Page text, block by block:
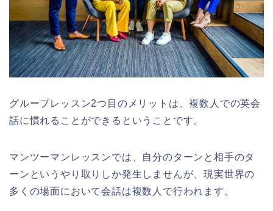
グループレッスン2つ目のメリットは、複数人での英会
話に慣れることができるということです。
マンツーマンレッスンでは、自分のターンと相手のタ
ーンというやり取りしか発生しませんが、現実世界の
多くの場面において会話は複数人で行われます。